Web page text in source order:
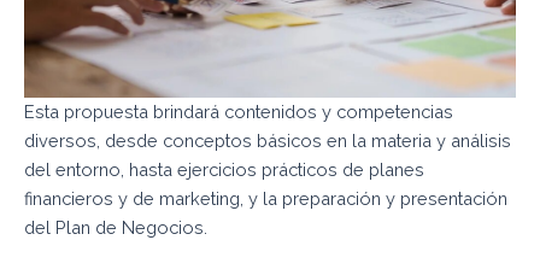
Esta propuesta brindará contenidos y competencias
diversos, desde conceptos básicos en la materia y análisis
del entorno, hasta ejercicios prácticos de planes
financieros y de marketing, y la preparación y presentación
del Plan de Negocios.